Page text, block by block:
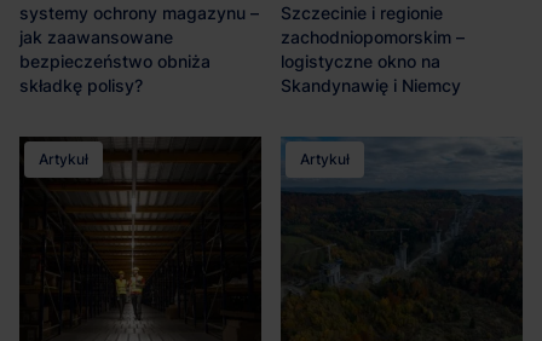
systemy ochrony magazynu –
jak zaawansowane
bezpieczeństwo obniża
składkę polisy?
Szczecinie i regionie
zachodniopomorskim –
logistyczne okno na
Skandynawię i Niemcy
Artykuł Artykuł